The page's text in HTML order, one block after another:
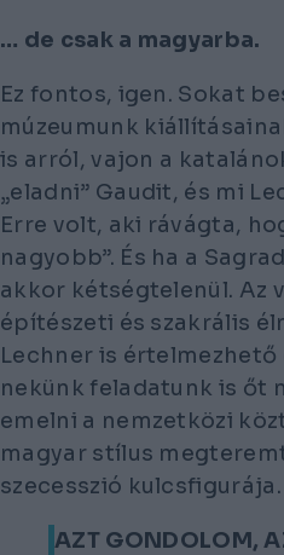
… de csak a magyarba.
Ez fontos, igen. Sokat
múzeumunk
is arról, vajon a
„eladni” Gaudit, és mi
Erre volt, aki rávágta,
nagyobb”. És ha a
akkor kétségtelenül. Az
építészeti és szakrális
Lechner is értelmezhető
nekünk feladatunk is őt
emelni a nemzetközi
magyar stílus
szecesszió kulcsfigurája.
AZT GONDOLOM,